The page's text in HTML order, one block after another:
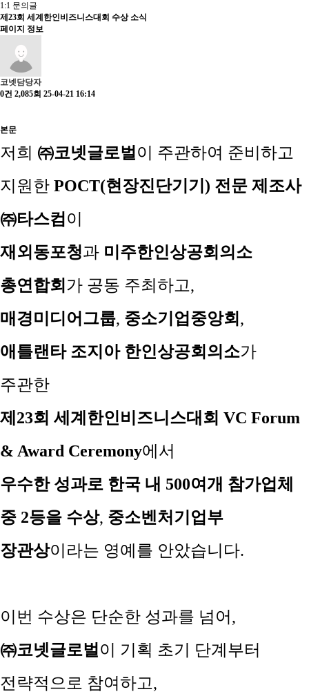
1:1 문의글
제23회 세계한인비즈니스대회 수상 소식
페이지 정보
코넷담당자
0건 2,085회 25-04-21 16:14
본문
저희 ㈜코넷글로벌이
주관하여 준비하고
지원한 POCT(현장진단기기 ) 전문 제조사
㈜타스컴 이
재외동포청과 미주한인상공회의소
총연합회 가 공동 주최하고,
매경미디어그룹, 중소기업중앙회 ,
애틀랜타 조지아 한인상공회의소가
주관한
제 23회 세계한인비즈니스대회 VC Forum
& Award Ceremony에서
우수한 성과로 한국 내 500여개 참가업체
중 2등을 수상, 중소벤처기업부
장관상이라는 영예를 안았습니다.
이번 수상은 단순한 성과를 넘어 ,
㈜코넷글로벌이
기획 초기 단계부터
전략적으로 참여하고,